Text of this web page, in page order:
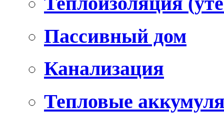
Пассивный дом
Канализация
Тепловые